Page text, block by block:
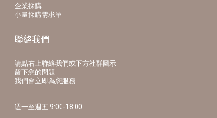
企業採購
小量採購需求單
聯絡我們
請點右上聯絡我們或下方社群圖示
留下您的問題
我們會立即為您服務
週一至週五 9:00-18:00